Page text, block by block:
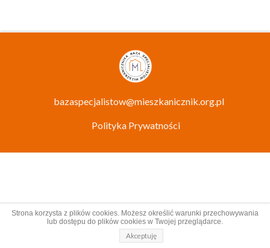
Polityka Prywatności
bazaspecjalistow@mieszkanicznik.org.pl
Strona korzysta z plików cookies. Możesz określić warunki przechowywania
lub dostępu do plików cookies w Twojej przeglądarce.
Akceptuję